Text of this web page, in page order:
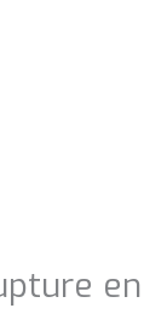
en